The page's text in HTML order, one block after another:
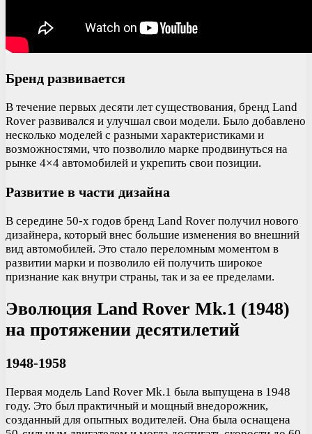
Бренд развивается
В течение первых десяти лет существования, бренд Land
Rover развивался и улучшал свои модели. Было добавлено
несколько моделей с разными характеристиками и
возможностями, что позволило марке продвинуться на
рынке 4×4 автомобилей и укрепить свои позиции.
Развитие в части дизайна
В середине 50-х годов бренд Land Rover получил нового
дизайнера, который внес большие изменения во внешний
вид автомобилей. Это стало переломным моментом в
развитии марки и позволило ей получить широкое
признание как внутри страны, так и за ее пределами.
Эволюция Land Rover Mk.1 (1948)
на протяжении десятилетий
1948-1958
Первая модель Land Rover Mk.1 была выпущена в 1948
году. Это был практичный и мощный внедорожник,
созданный для опытных водителей. Она была оснащена